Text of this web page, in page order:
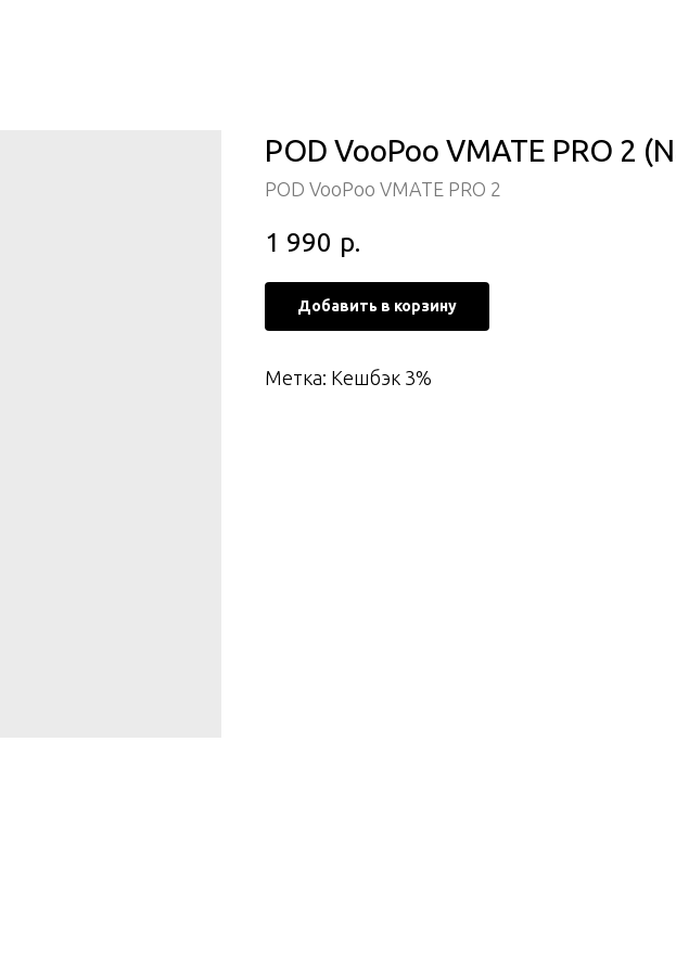
POD VooPoo VMATE PRO 2
POD VooPoo VMATE PRO 2
1 990 р.
Добавить в корзину
Метка: Кешбэк 3%